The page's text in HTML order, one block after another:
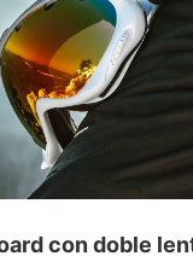
con doble